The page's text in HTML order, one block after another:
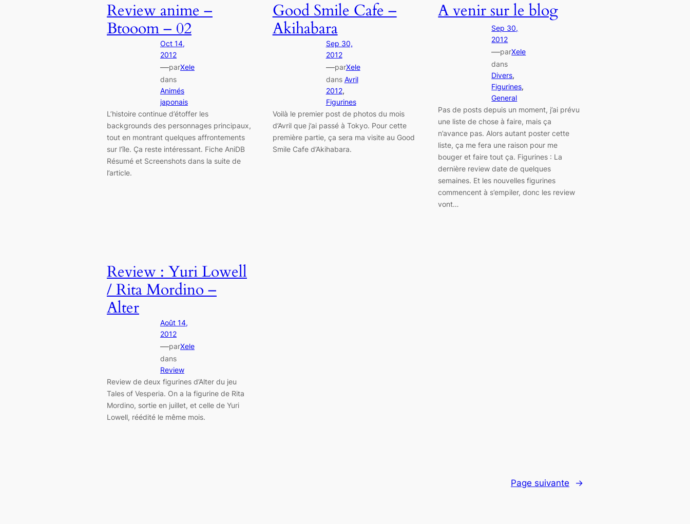
Review anime –
Btooom – 02
Oct 14,
2012
—parXele
dans
Animés
japonais
L’histoire continue d’étoffer les
backgrounds des personnages principaux,
tout en montrant quelques affrontements
sur l’île. Ça reste intéressant. Fiche AniDB
Résumé et Screenshots dans la suite de
l’article.
Good Smile Cafe –
Akihabara
Sep 30,
2012
—parXele
dans Avril
2012
Figurines
Voilà le premier post de photos du mois
d’Avril que j’ai passé à Tokyo. Pour cette
première partie, ça sera ma visite au Good
Smile Cafe d’Akihabara.
A venir sur le blog
Sep 30,
2012
—parXele
dans
Divers
Figurines
General
Pas de posts depuis un moment, j’ai prévu
une liste de chose à faire, mais ça
n’avance pas. Alors autant poster cette
liste, ça me fera une raison pour me
bouger et faire tout ça. Figurines : La
dernière review date de quelques
semaines. Et les nouvelles figurines
commencent à s’empiler, donc les review
vont…
Review : Yuri Lowell
/ Rita Mordino –
Alter
Août 14,
2012
—parXele
dans
Review
Review de deux figurines d’Alter du jeu
Tales of Vesperia. On a la figurine de Rita
Mordino, sortie en juillet, et celle de Yuri
Lowell, réédité le même mois.
Page suivante →